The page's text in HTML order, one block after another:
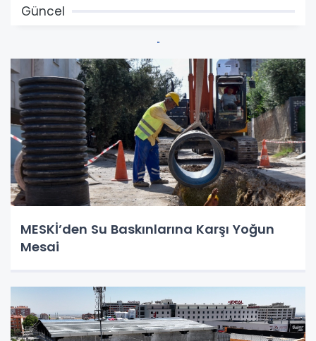
Güncel
MESKİ’den Su Baskınlarına Karşı Yoğun
Mesai